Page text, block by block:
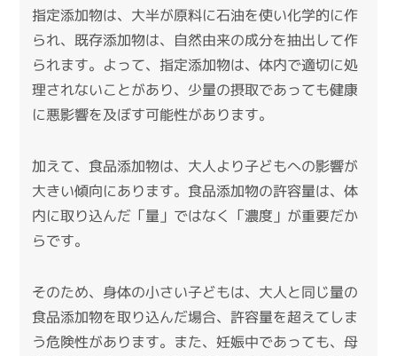
指定添加物は、大半が原料に石油を使い化学的に作
られ、既存添加物は、自然由来の成分を抽出して作
られます。 よって、指定添加物は、体内で適切に処
理されないことがあり、少量の摂取であっても健康
に悪影響を及ぼす可能性があります。
加えて、食品添加物は、大人より子どもへの影響が
大きい傾向にあります。食品添加物の許容量は、体
内に取り込んだ「量」ではなく「濃度」が重要だか
らです。
そのため、身体の小さい子どもは、大人と同じ量の
食品添加物を取り込んだ場合、許容量を超えてしま
う危険性があります。 また、妊娠中であっても、母